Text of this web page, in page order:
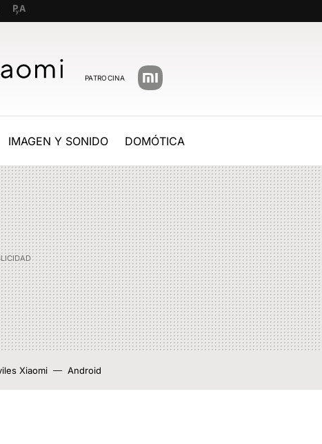
PATROCINA
IMAGEN Y SONIDO DOMÓTICA
Xiaomi Android